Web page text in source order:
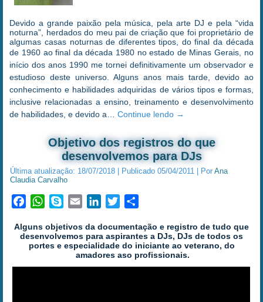
Devido a grande paixão pela música, pela arte DJ e pela “vida
noturna”, herdados do meu pai de criação que foi proprietário de
algumas casas noturnas de diferentes tipos, do final da década
de 1960 ao final da década 1980 noestado de Minas Gerais, no
início dos anos 1990 me tornei definitivamente um observador e
estudioso deste universo. Alguns anos mais tarde, devido ao
conhecimento e habilidades adquiridas de vários tipos e formas,
inclusive relacionadas a ensino, treinamento e desenvolvimento
de habilidades, e devido a…Continue lendo →
Objetivo dos registros do que
desenvolvemos para DJs
Última atualização: 18/07/2018 Publicado 05/04/2011 Por Ana
Claudia Carvalho
FacebookWhatsApp
Skype Email LinkedInTwitter
Alguns objetivos da documentação e registro de tudo que
desenvolvemos para aspirantes a DJs, DJs de todos os
portes e especialidade do iniciante ao veterano, do
amadores aso profissionais.